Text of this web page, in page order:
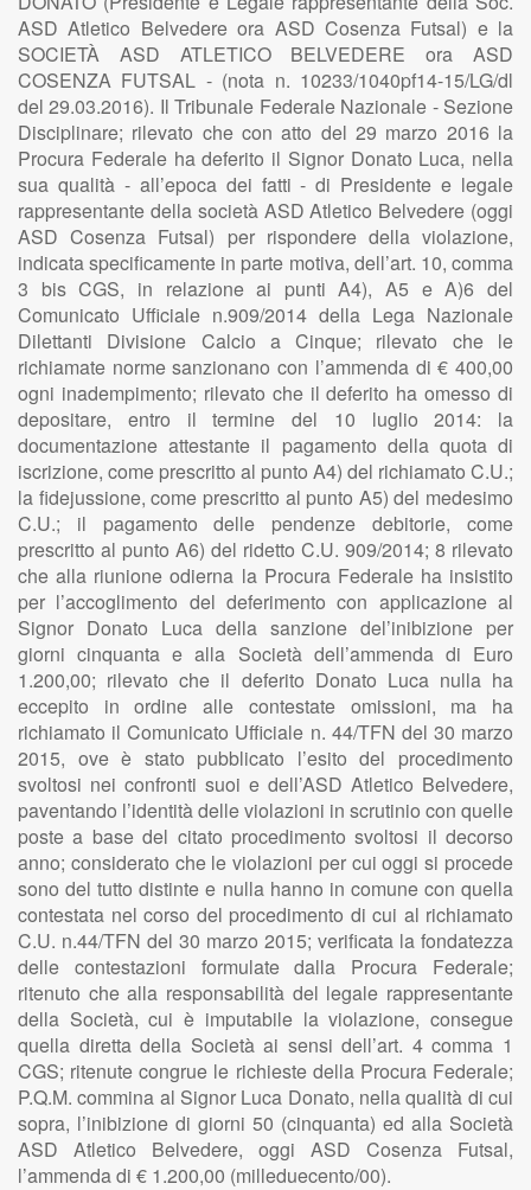
ASD Atletico Belvedere ora ASD Cosenza Futsal) e la
SOCIETÀ ASD ATLETICO BELVEDERE ora ASD
COSENZA FUTSAL - (nota n. 10233/1040pf14-15/LG/dl
del 29.03.2016). Il Tribunale Federale Nazionale - Sezione
Disciplinare; rilevato che con atto del 29 marzo 2016 la
Procura Federale ha deferito il Signor Donato Luca, nella
sua qualità - all’epoca dei fatti - di Presidente e legale
rappresentante della società ASD Atletico Belvedere (oggi
ASD Cosenza Futsal) per rispondere della violazione,
indicata specificamente in parte motiva, dell’art. 10, comma
3 bis CGS, in relazione ai punti A4), A5 e A)6 del
Comunicato Ufficiale n.909/2014 della Lega Nazionale
Dilettanti Divisione Calcio a Cinque; rilevato che le
richiamate norme sanzionano con l’ammenda di € 400,00
ogni inadempimento; rilevato che il deferito ha omesso di
depositare, entro il termine del 10 luglio 2014: la
documentazione attestante il pagamento della quota di
iscrizione, come prescritto al punto A4) del richiamato C.U.;
la fidejussione, come prescritto al punto A5) del medesimo
C.U.; il pagamento delle pendenze debitorie, come
prescritto al punto A6) del ridetto C.U. 909/2014; 8 rilevato
che alla riunione odierna la Procura Federale ha insistito
per l’accoglimento del deferimento con applicazione al
Signor Donato Luca della sanzione del’inibizione per
giorni cinquanta e alla Società dell’ammenda di Euro
1.200,00; rilevato che il deferito Donato Luca nulla ha
eccepito in ordine alle contestate omissioni, ma ha
richiamato il Comunicato Ufficiale n. 44/TFN del 30 marzo
2015, ove è stato pubblicato l’esito del procedimento
svoltosi nei confronti suoi e dell’ASD Atletico Belvedere,
paventando l’identità delle violazioni in scrutinio con quelle
poste a base del citato procedimento svoltosi il decorso
anno; considerato che le violazioni per cui oggi si procede
sono del tutto distinte e nulla hanno in comune con quella
contestata nel corso del procedimento di cui al richiamato
C.U. n.44/TFN del 30 marzo 2015; verificata la fondatezza
delle contestazioni formulate dalla Procura Federale;
ritenuto che alla responsabilità del legale rappresentante
della Società, cui è imputabile la violazione, consegue
quella diretta della Società ai sensi dell’art. 4 comma 1
CGS; ritenute congrue le richieste della Procura Federale;
P.Q.M. commina al Signor Luca Donato, nella qualità di cui
sopra, l’inibizione di giorni 50 (cinquanta) ed alla Società
ASD Atletico Belvedere, oggi ASD Cosenza Futsal,
l’ammenda di € 1.200,00 (milleduecento/00).